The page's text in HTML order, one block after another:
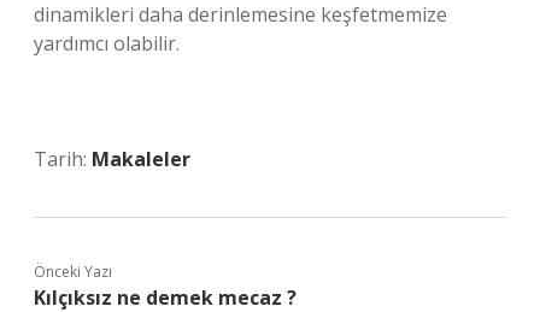
dinamikleri daha derinlemesine keşfetmemize
yardımcı olabilir.
Tarih: Makaleler
Önceki Yazı
Kılçıksız ne demek mecaz ?